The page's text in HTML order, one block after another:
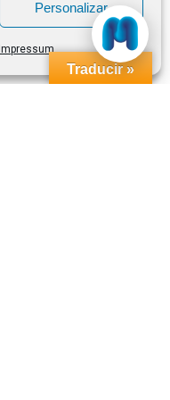
Personalizar
Impressum
Traducir »